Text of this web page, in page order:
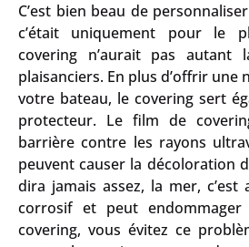
C’est bien beau de
c’était uniquement pour le
covering n’aurait pas autant
plaisanciers. En plus d’offrir une
votre bateau, le covering sert
protecteur. Le film de
barrière contre les rayons
peuvent causer la décoloration
dira jamais assez, la mer,
corrosif et peut
covering, vous évitez ce